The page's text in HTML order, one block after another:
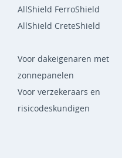
AllShield FerroShield
AllShield CreteShield
Voor dakeigenaren met
zonnepanelen
Voor verzekeraars en
risicodeskundigen